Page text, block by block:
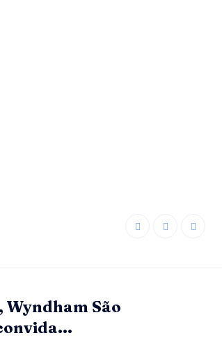
Wyndham São